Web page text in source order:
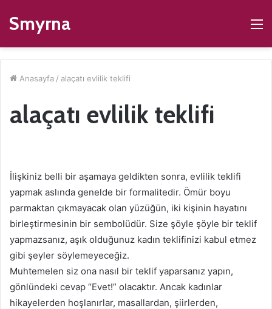
Smyrna
Anasayfa / alaçatı evlilik teklifi
alaçatı evlilik teklifi
İlişkiniz belli bir aşamaya geldikten sonra, evlilik teklifi
yapmak aslında genelde bir formalitedir. Ömür boyu
parmaktan çıkmayacak olan yüzüğün, iki kişinin hayatını
birleştirmesinin bir sembolüdür. Size şöyle şöyle bir teklif
yapmazsanız, aşık olduğunuz kadın teklifinizi kabul etmez
gibi şeyler söylemeyeceğiz.
Muhtemelen siz ona nasıl bir teklif yaparsanız yapın,
gönlündeki cevap “Evet!” olacaktır. Ancak kadınlar
hikayelerden hoşlanırlar, masallardan, şiirlerden,